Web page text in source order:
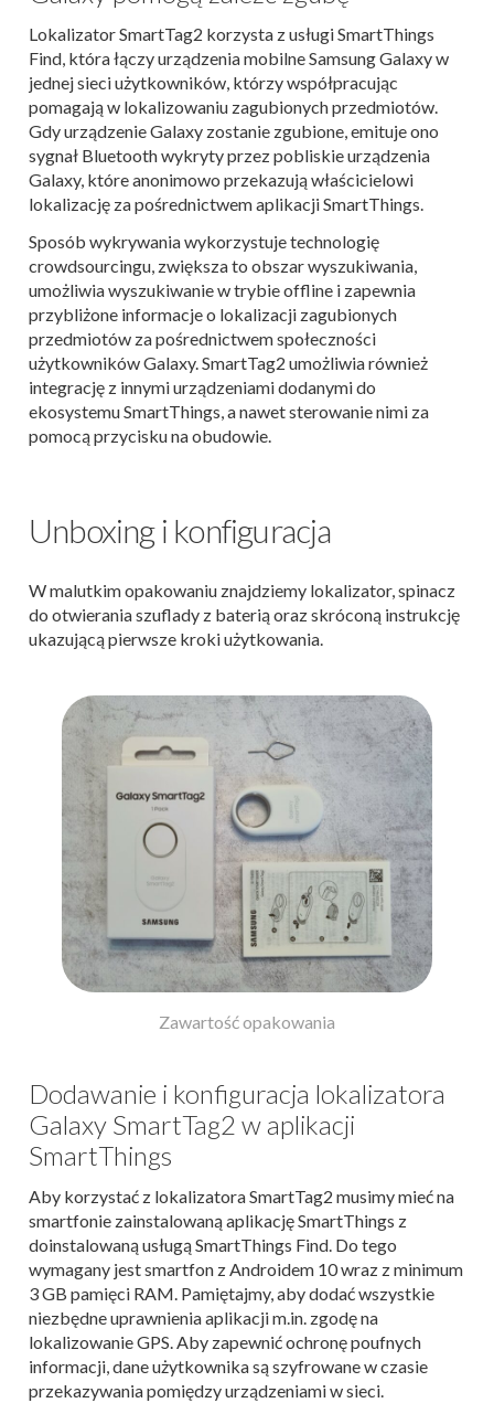
Lokalizator SmartTag2 korzysta z usługi SmartThings
Find, która łączy urządzenia mobilne Samsung Galaxy w
jednej sieci użytkowników, którzy współpracując
pomagają w lokalizowaniu zagubionych przedmiotów.
Gdy urządzenie Galaxy zostanie zgubione, emituje ono
sygnał Bluetooth wykryty przez pobliskie urządzenia
Galaxy, które anonimowo przekazują właścicielowi
lokalizację za pośrednictwem aplikacji SmartThings.
Sposób wykrywania wykorzystuje technologię
crowdsourcingu, zwiększa to obszar wyszukiwania,
umożliwia wyszukiwanie w trybie offline i zapewnia
przybliżone informacje o lokalizacji zagubionych
przedmiotów za pośrednictwem społeczności
użytkowników Galaxy. SmartTag2 umożliwia również
integrację z innymi urządzeniami dodanymi do
ekosystemu SmartThings, a nawet sterowanie nimi za
pomocą przycisku na obudowie.
Unboxing i konfiguracja
W malutkim opakowaniu znajdziemy lokalizator, spinacz
do otwierania szuflady z baterią oraz skróconą instrukcję
ukazującą pierwsze kroki użytkowania.
Zawartość opakowania
Dodawanie i konfiguracja lokalizatora
Galaxy SmartTag2 w aplikacji
SmartThings
Aby korzystać z lokalizatora SmartTag2 musimy mieć na
smartfonie zainstalowaną aplikację SmartThings z
doinstalowaną usługą SmartThings Find. Do tego
wymagany jest smartfon z Androidem 10 wraz z minimum
3 GB pamięci RAM. Pamiętajmy, aby dodać wszystkie
niezbędne uprawnienia aplikacji m.in. zgodę na
lokalizowanie GPS. Aby zapewnić ochronę poufnych
informacji, dane użytkownika są szyfrowane w czasie
przekazywania pomiędzy urządzeniami w sieci.